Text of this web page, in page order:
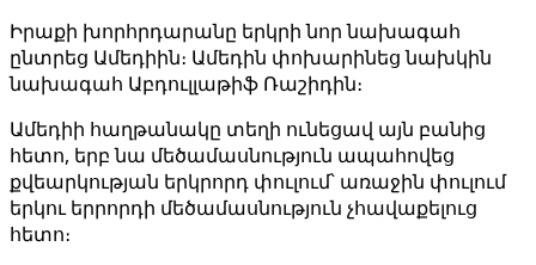
Իրաքի խորհրդարանը երկրի նոր նախագահ
ընտրեց Ամեդիին։ Ամեդին փոխարինեց նախկին
նախագահ Աբդուլլաթիֆ Ռաշիդին։
Ամեդիի հաղթանակը տեղի ունեցավ այն բանից
հետո, երբ նա մեծամասնություն ապահովեց
քվեարկության երկրորդ փուլում՝ առաջին փուլում
երկու երրորդի մեծամասնություն չհավաքելուց
հետո։